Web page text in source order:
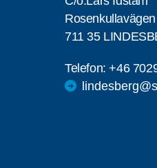
711 35
Telefon:+46